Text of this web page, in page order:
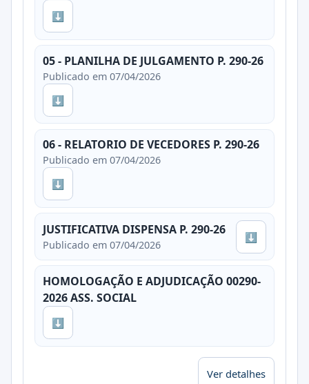
⬇
05 - PLANILHA DE JULGAMENTO P. 290-26
Publicado em 07/04/2026
⬇
06 - RELATORIO DE VECEDORES P. 290-26
Publicado em 07/04/2026
⬇
JUSTIFICATIVA DISPENSA P. 290-26
Publicado em 07/04/2026
⬇
HOMOLOGAÇÃO E ADJUDICAÇÃO 00290-
2026 ASS. SOCIAL
⬇
Ver detalhes